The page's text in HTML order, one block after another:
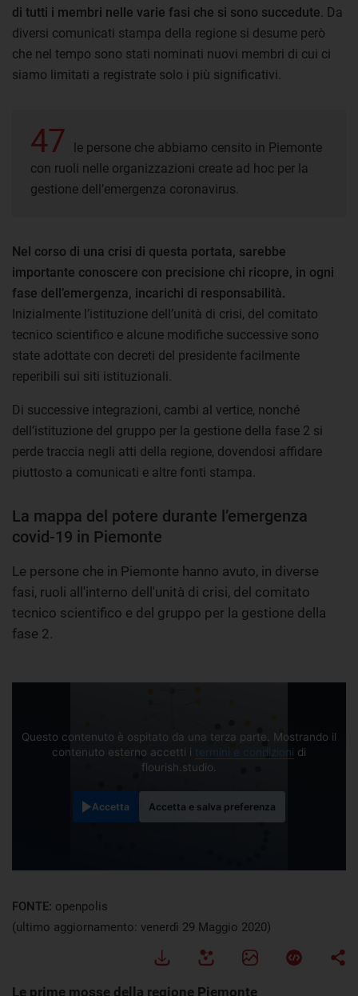
di tutti i membri nelle varie fasi che si sono succedute . Da
diversi comunicati stampa della regione si desume però
che nel tempo sono stati nominati nuovi membri di cui ci
siamo limitati a registrate solo i più significativi.
47
le persone che abbiamo censito in Piemonte
con ruoli nelle organizzazioni create ad hoc per la
gestione dell’emergenza coronavirus.
Nel corso di una crisi di questa portata, sarebbe
importante conoscere con precisione chi ricopre, in ogni
fase dell’emergenza, incarichi di responsabilità.
Inizialmente l’istituzione dell’unità di crisi, del comitato
tecnico scientifico e alcune modifiche successive sono
state adottate con decreti del presidente facilmente
reperibili sui siti istituzionali.
Di successive integrazioni, cambi al vertice, nonché
dell’istituzione del gruppo per la gestione della fase 2 si
perde traccia negli atti della regione, dovendosi affidare
piuttosto a comunicati e altre fonti stampa.
La mappa del potere durante l’emergenza
covid-19 in Piemonte
Le persone che in Piemonte hanno avuto, in diverse
fasi, ruoli all'interno dell'unità di crisi, del comitato
tecnico scientifico e del gruppo per la gestione della
fase 2.
Questo contenuto è ospitato da una terza parte. Mostrando il
contenuto esterno accetti i termini e condizioni di
flourish.studio.
Accetta Accetta e salva preferenza
FONTE: openpolis
(ultimo aggiornamento: venerdì 29 Maggio 2020)
Le prime mosse della regione Piemonte